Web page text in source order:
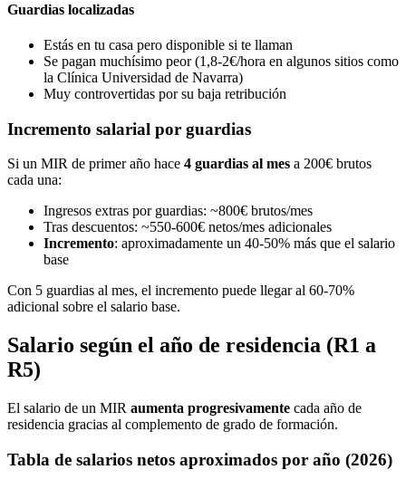
Guardias localizadas
Estás en tu casa pero disponible si te llaman
Se pagan muchísimo peor (1,8-2€/hora en algunos sitios como
la Clínica Universidad de Navarra)
Muy controvertidas por su baja retribución
Incremento salarial por guardias
Si un MIR de primer año hace 4 guardias al mes a 200€ brutos
cada una:
Ingresos extras por guardias: ~800€ brutos/mes
Tras descuentos: ~550-600€ netos/mes adicionales
Incremento: aproximadamente un 40-50% más que el salario
base
Con 5 guardias al mes, el incremento puede llegar al 60-70%
adicional sobre el salario base.
Salario según el año de residencia (R1 a
R5)
El salario de un MIR aumenta progresivamente cada año de
residencia gracias al complemento de grado de formación.
Tabla de salarios netos aproximados por año (2026)